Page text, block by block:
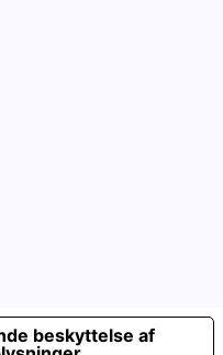
beskyttelse af